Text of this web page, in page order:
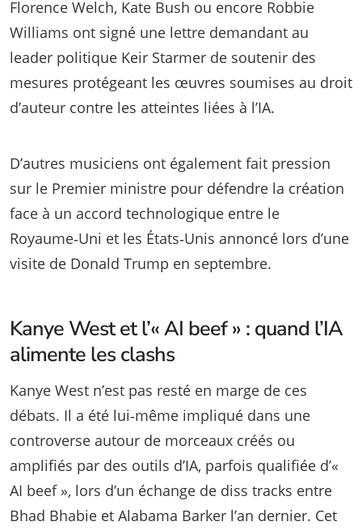
Florence Welch, Kate Bush ou encore Robbie
Williams ont signé une lettre demandant au
leader politique Keir Starmer de soutenir des
mesures protégeant les œuvres soumises au droit
d’auteur contre les atteintes liées à l’IA.
D’autres musiciens ont également fait pression
sur le Premier ministre pour défendre la création
face à un accord technologique entre le
Royaume‑Uni et les États‑Unis annoncé lors d’une
visite de Donald Trump en septembre.
Kanye West et l’« AI beef » : quand l’IA
alimente les clashs
Kanye West n’est pas resté en marge de ces
débats. Il a été lui‑même impliqué dans une
controverse autour de morceaux créés ou
amplifiés par des outils d’IA, parfois qualifiée d’«
AI beef », lors d’un échange de diss tracks entre
Bhad Bhabie et Alabama Barker l’an dernier. Cet